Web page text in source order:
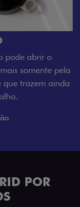
pode abrir o
somente pela
que trazem ainda
POR